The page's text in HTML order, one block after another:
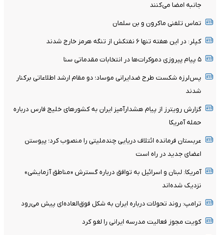
جانبه امضا می‌کنند
تماس تلفنی ماکرون و بن سلمان
کپلر: در این هفته تنها ۶ نفتکش از تنگه هرمز خارج شدند
۵ پیام پیروزی دموکرات‌ها در انتخابات مقدماتی سنا
پس‌لرزه شکست طرح ضدایرانی موساد؛ دو مقام ارشد اطلاعاتی برکنار
شدند
گزارش رویترز از پیام هشدارآمیز ایران به کشورهای خلیج فارس درباره
حمله آمریکا
عربستان فرمانده ائتلاف دریایی چندملیتی را منصوب کرد؛ پیوستن
اعضای جدید در راه است
آمریکا: لبنان و اسرائیل به توافق درباره گسترش «مناطق آزمایشی»
نزدیک شده‌اند
ترامپ: روند تحولات درباره ایران به شکل فوق‌العاده‌ای پیش می‌رود
کویت مجوز فعالیت مدرسه ایرانی را لغو کرد